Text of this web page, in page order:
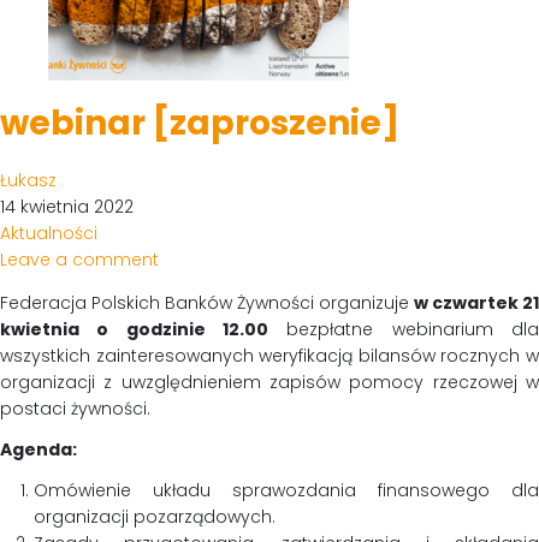
webinar [zaproszenie]
Łukasz
14 kwietnia 2022
Aktualności
Leave a comment
Federacja Polskich Banków Żywności organizuje w czwartek 21
kwietnia o godzinie 12.00 bezpłatne webinarium dla
wszystkich zainteresowanych weryfikacją bilansów rocznych w
organizacji z uwzględnieniem zapisów pomocy rzeczowej w
postaci żywności.
Agenda:
Omówienie układu sprawozdania finansowego dla
organizacji pozarządowych.